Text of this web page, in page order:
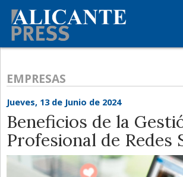
EMPRESAS
Jueves, 13 de Junio de 2024
Beneficios de la
Profesional de Redes